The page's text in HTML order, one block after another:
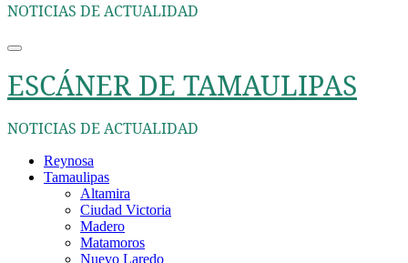
NOTICIAS DE ACTUALIDAD
ESCÁNER DE TAMAULIPAS
NOTICIAS DE ACTUALIDAD
Reynosa
Tamaulipas
Altamira
Ciudad Victoria
Madero
Matamoros
Nuevo Laredo